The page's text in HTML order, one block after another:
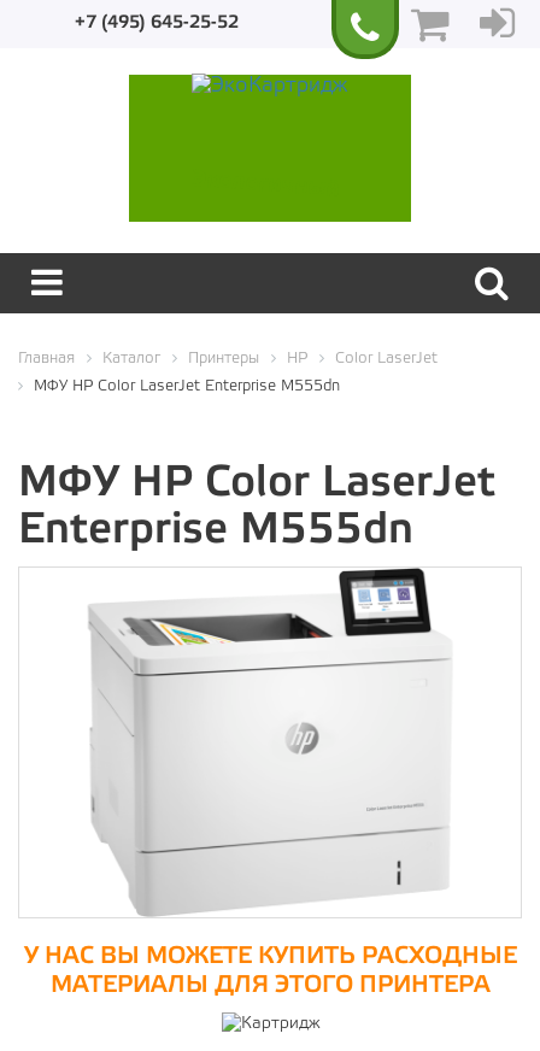
+7 (495) 645-25-52
Главная Каталог Принтеры HP Color LaserJet
МФУ HP Color LaserJet Enterprise M555dn
МФУ HP Color LaserJet
Enterprise M555dn
У НАС ВЫ МОЖЕТЕ КУПИТЬ РАСХОДНЫЕ
МАТЕРИАЛЫ ДЛЯ ЭТОГО ПРИНТЕРА